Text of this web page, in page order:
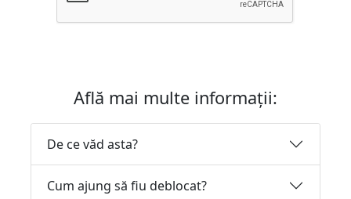
Află mai multe informații:
De ce văd asta?
Cum ajung să fiu deblocat?